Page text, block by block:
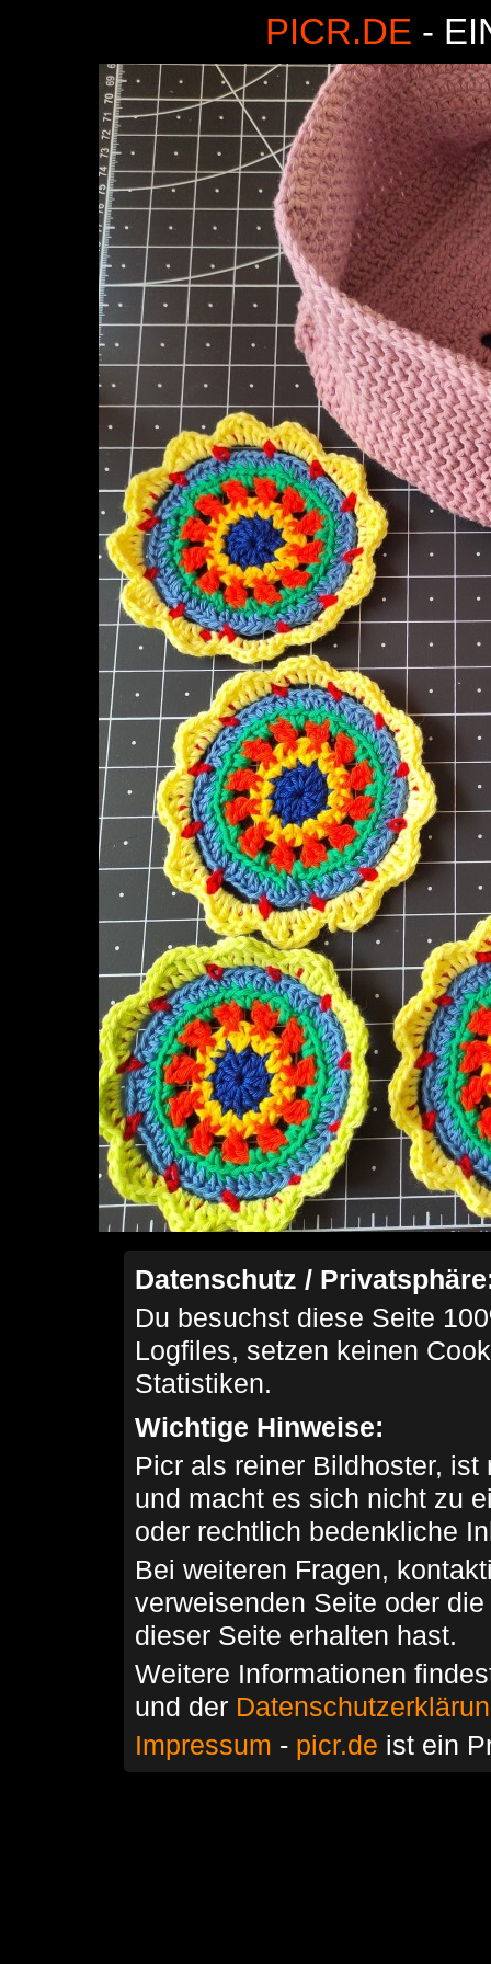
PICR.DE -
Datenschutz /
Du besuchst diese Seite
Logfiles, setzen keinen
Statistiken.
Wichtige Hinweise:
Picr als reiner Bildhoster,
und macht es sich nicht zu
oder rechtlich bedenkliche
Bei weiteren Fragen,
verweisenden Seite oder
dieser Seite erhalten hast.
Weitere Informationen
und der
Impressum - picr.de ist ein